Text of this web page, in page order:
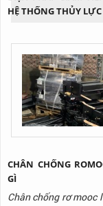
HỆ THỐNG THỦY LỰC
CHÂN CHỐNG
GÌ
Chân chống rơ mooc